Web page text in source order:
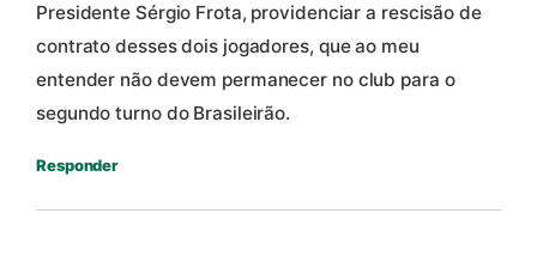
Presidente Sérgio Frota, providenciar a rescisão de
contrato desses dois jogadores, que ao meu
entender não devem permanecer no club para o
segundo turno do Brasileirão.
Responder